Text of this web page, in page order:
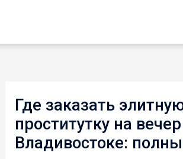
Где заказать
проститутку на
Владивостоке: